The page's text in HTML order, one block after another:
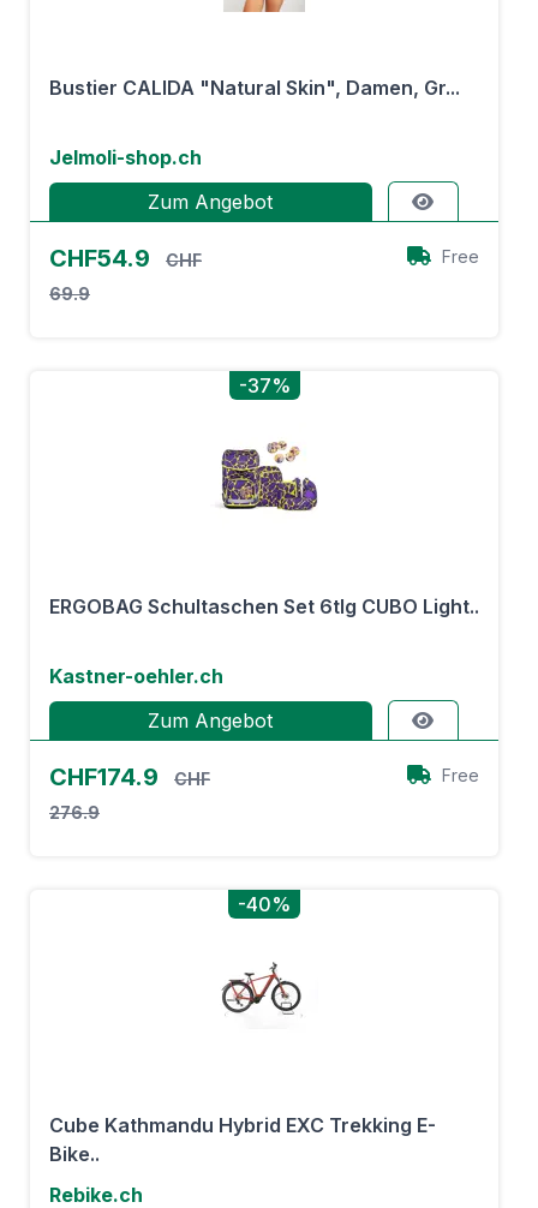
Bustier CALIDA "Natural Skin", Damen, Gr...
Jelmoli-shop.ch
Zum Angebot
CHF54.9
CHF
69.9
Free
-37%
ERGOBAG Schultaschen Set 6tlg CUBO Light..
Kastner-oehler.ch
Zum Angebot
CHF174.9
CHF
276.9
Free
-40%
Cube Kathmandu Hybrid EXC Trekking E-
Bike..
Rebike.ch